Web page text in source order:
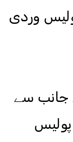
وردی
جانب سے